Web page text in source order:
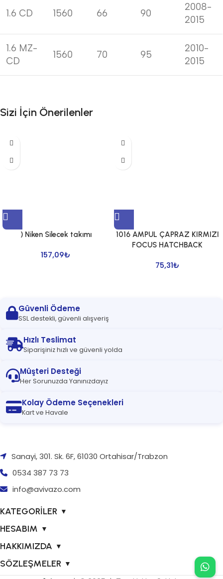
1.6 CD 1560 66 90
2008-
2015
1.6 MZ-
CD
1560 70 95
2010-
2015
Sizi İçin Önerilenler
) Niken Silecek takımı
157,09₺
1016 AMPUL ÇAPRAZ KIRMIZI
FOCUS HATCHBACK
75,31₺
Güvenli Ödeme
SSL destekli, güvenli alışveriş
Hızlı Teslimat
Siparişiniz hızlı ve güvenli yolda
Müşteri Desteği
Her Sorunuzda Yanınızdayız
Kolay Ödeme Seçenekleri
Kart ve Havale
Sanayi, 301. Sk. 6F, 61030 Ortahisar/Trabzon
0534 387 73 73
info@avivazo.com
KATEGORİLER ▼
HESABIM ▼
HAKKIMIZDA ▼
SÖZLEŞMELER ▼